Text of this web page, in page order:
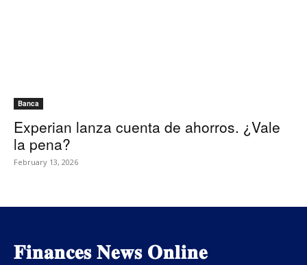
Banca
Experian lanza cuenta de ahorros. ¿Vale
la pena?
February 13, 2026
𝐅𝐢𝐧𝐚𝐧𝐜𝐞𝐬 𝐍𝐞𝐰𝐬 𝐎𝐧𝐥𝐢𝐧𝐞